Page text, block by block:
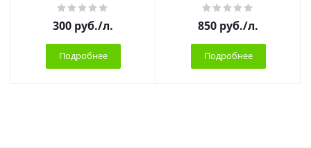
300 руб./л.
Подробнее
850 руб./л.
Подробнее